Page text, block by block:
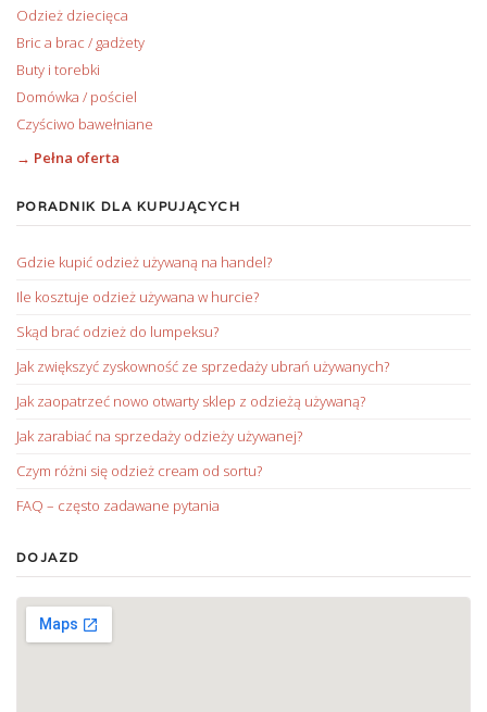
Odzież dziecięca
Bric a brac / gadżety
Buty i torebki
Domówka / pościel
Czyściwo bawełniane
→ Pełna oferta
PORADNIK DLA KUPUJĄCYCH
Gdzie kupić odzież używaną na handel?
Ile kosztuje odzież używana w hurcie?
Skąd brać odzież do lumpeksu?
Jak zwiększyć zyskowność ze sprzedaży ubrań używanych?
Jak zaopatrzeć nowo otwarty sklep z odzieżą używaną?
Jak zarabiać na sprzedaży odzieży używanej?
Czym różni się odzież cream od sortu?
FAQ – często zadawane pytania
DOJAZD